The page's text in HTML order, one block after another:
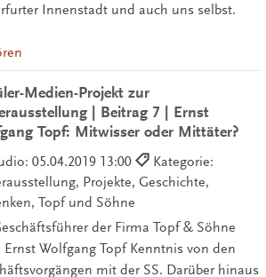
Innenstadt und auch uns selbst.
Medien-Projekt zur
| Beitrag 7 | Ernst
Topf: Mitwisser oder Mittäter?
05.04.2019 13:00
Kategorie:
Projekte, Geschichte,
Topf und Söhne
der Firma Topf & Söhne
Ernst Wolfgang Topf Kenntnis von den
mit der SS. Darüber hinaus